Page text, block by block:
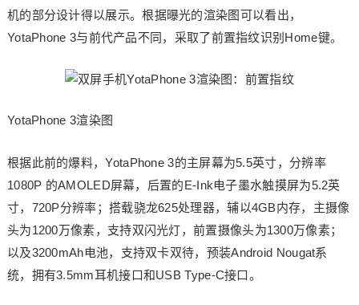
机的部分设计得以展示。根据曝光的渲染图可以看出，
YotaPhone 3与前代产品不同，采取了前置指纹识别Home键。
YotaPhone 3渲染图
根据此前的爆料，YotaPhone 3的主屏幕为5.5英寸，分辨率
1080P 的AMOLED屏幕，后置的E-Ink电子墨水触摸屏为5.2英
寸，720P分辨率；搭载骁龙625处理器，辅以4GB内存，主摄像
头为1200万像素，支持双闪光灯，前置摄像头为1300万像素；
以及3200mAh电池，支持双卡双待，预装Android Nougat系
统，拥有3.5mm耳机接口和USB Type-C接口。